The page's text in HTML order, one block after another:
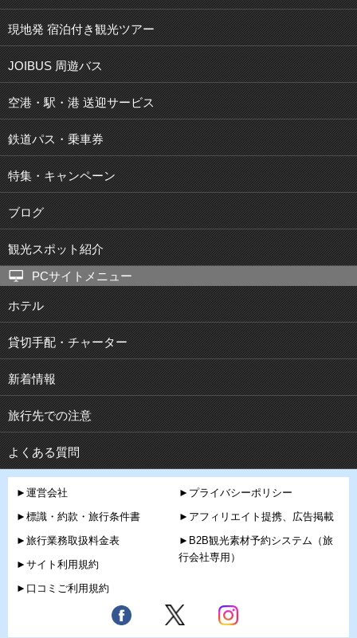
現地発 宿泊付き観光ツアー
JOIBUS 周遊バス
空港・駅・港 送迎サービス
鉄道パス・乗車券
特集・キャンペーン
ブログ
観光スポット紹介
PCサイトメニュー
ホテル
貸切手配・チャーター
新着情報
旅行先での注意
よくある質問
►運営会社
►標識・約款・旅行条件書
►旅行業務取扱料金表
►サイト利用規約
►口コミご利用規約
►プライバシーポリシー
►アフィリエイト提携、広告掲載
►B2B観光素材予約システム（旅
行会社専用）